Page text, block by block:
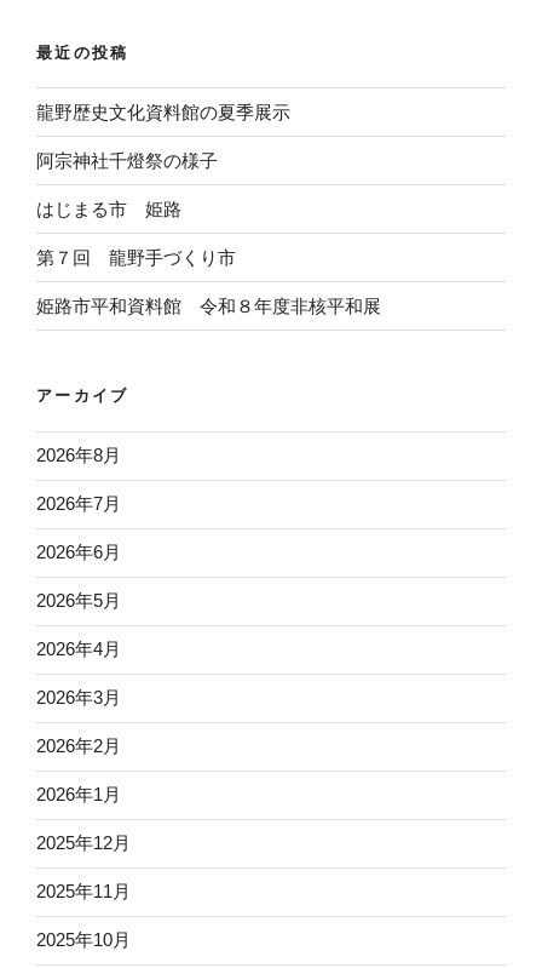
最近の投稿
龍野歴史文化資料館の夏季展示
阿宗神社千燈祭の様子
はじまる市 姫路
第７回 龍野手づくり市
姫路市平和資料館 令和８年度非核平和展
アーカイブ
2026年8月
2026年7月
2026年6月
2026年5月
2026年4月
2026年3月
2026年2月
2026年1月
2025年12月
2025年11月
2025年10月